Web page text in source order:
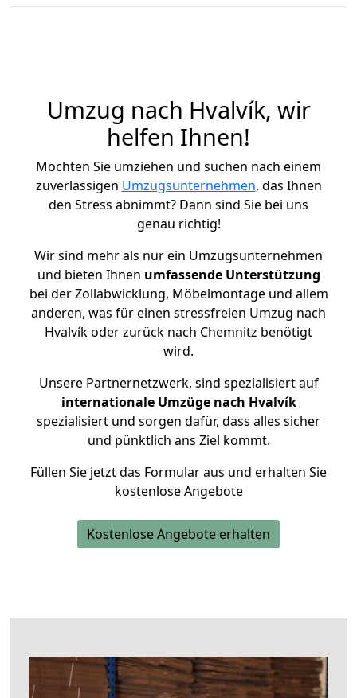
Umzug nach Hvalvík, wir
helfen Ihnen!
Möchten Sie umziehen und suchen nach einem
zuverlässigen Umzugsunternehmen, das Ihnen
den Stress abnimmt? Dann sind Sie bei uns
genau richtig!
Wir sind mehr als nur ein Umzugsunternehmen
und bieten Ihnen umfassende Unterstützung
bei der Zollabwicklung, Möbelmontage und allem
anderen, was für einen stressfreien Umzug nach
Hvalvík oder zurück nach Chemnitz benötigt
wird.
Unsere Partnernetzwerk, sind spezialisiert auf
internationale Umzüge nach Hvalvík
spezialisiert und sorgen dafür, dass alles sicher
und pünktlich ans Ziel kommt.
Füllen Sie jetzt das Formular aus und erhalten Sie
kostenlose Angebote
Kostenlose Angebote erhalten